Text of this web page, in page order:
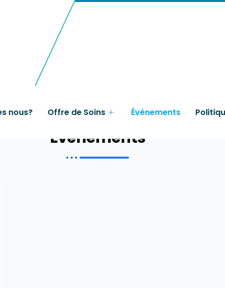
nous? Offre de Soins Événements
Événements